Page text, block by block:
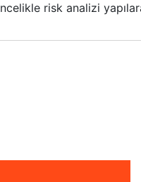
risk analizi